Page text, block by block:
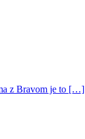
z Bravom je to […]